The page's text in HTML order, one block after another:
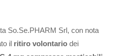
So.Se.PHARM Srl, con nota
il ritiro volontario dei